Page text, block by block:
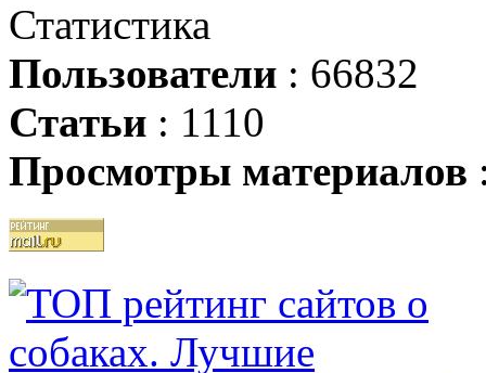
Статистика
Пользователи : 66832
Статьи : 1110
Просмотры материалов